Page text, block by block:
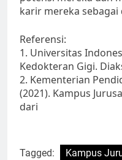
karir mereka
Referensi:
1. Universitas
Kedokteran Gigi.
2. Kementerian
(2021). Kampus
dari
Tagged: Kampus